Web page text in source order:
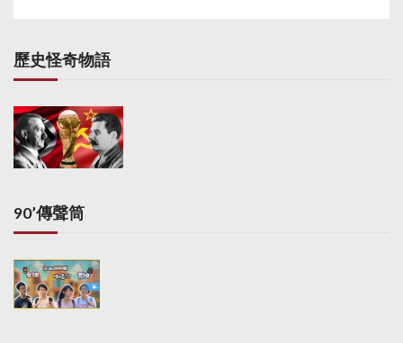
s
p
a
g
i
a
t
i
o
n
歷史怪奇物語
90’傳聲筒